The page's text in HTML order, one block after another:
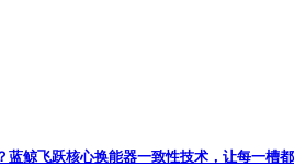
蓝鲸飞跃核心换能器一致性技术，让每一槽都